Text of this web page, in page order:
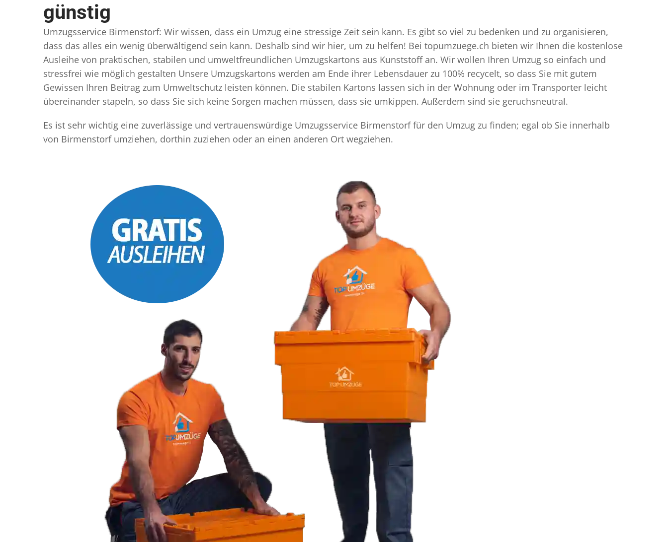
günstig
Umzugsservice Birmenstorf: Wir wissen, dass ein Umzug eine stressige Zeit sein kann. Es gibt so viel zu bedenken und zu organisieren,
dass das alles ein wenig überwältigend sein kann. Deshalb sind wir hier, um zu helfen! Bei topumzuege.ch bieten wir Ihnen die kostenlose
Ausleihe von praktischen, stabilen und umweltfreundlichen Umzugskartons aus Kunststoff an. Wir wollen Ihren Umzug so einfach und
stressfrei wie möglich gestalten Unsere Umzugskartons werden am Ende ihrer Lebensdauer zu 100% recycelt, so dass Sie mit gutem
Gewissen Ihren Beitrag zum Umweltschutz leisten können. Die stabilen Kartons lassen sich in der Wohnung oder im Transporter leicht
übereinander stapeln, so dass Sie sich keine Sorgen machen müssen, dass sie umkippen. Außerdem sind sie geruchsneutral.
Es ist sehr wichtig eine zuverlässige und vertrauenswürdige Umzugsservice Birmenstorf für den Umzug zu finden; egal ob Sie innerhalb
von Birmenstorf umziehen, dorthin zuziehen oder an einen anderen Ort wegziehen.